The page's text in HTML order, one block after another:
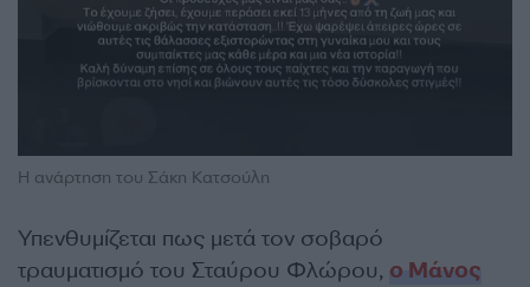
Η ανάρτηση του Σάκη Κατσούλη
Υπενθυμίζεται πως μετά τον σοβαρό
τραυματισμό του Σταύρου Φλώρου, ο Μάνος